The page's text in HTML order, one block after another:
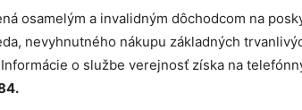
osamelým a invalidným dôchodcom na
nevyhnutného nákupu základných
o službe verejnosť získa na